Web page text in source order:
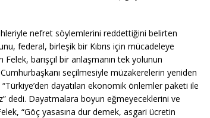
nefret söylemlerini reddettiğini belirten
federal, birleşik bir Kıbrıs için mücadeleye
barışçıl bir anlaşmanın tek yolunun
seçilmesiyle müzakerelerin yeniden
dayatılan ekonomik önlemler paketi ile
dedi. Dayatmalara boyun eğmeyeceklerini ve
“Göç yasasına dur demek, asgari ücretin